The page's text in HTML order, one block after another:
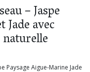
– Jaspe
avec
Paysage Aigue-Marine Jade